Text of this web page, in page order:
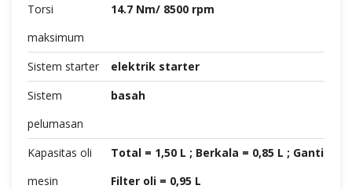
Torsi
maksimum
14.7 Nm/ 8500 rpm
Sistem starter
elektrik starter
Sistem
pelumasan
basah
Kapasitas oli
mesin
Total = 1,50 L ; Berkala = 0,85 L ; Ganti
Filter oli = 0,95 L